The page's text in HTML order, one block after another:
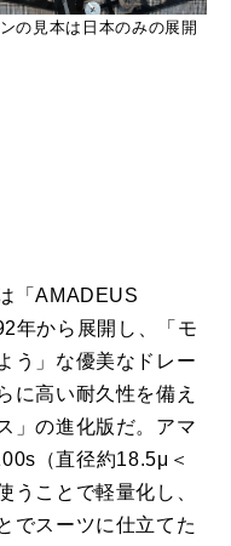
の見本は日本のみの展開
「AMADEUS
年から展開し、「モ
う」な優美なドレー
に高い耐久性を備え
」の進化版だ。アマ
（直径約18.5μ＜
うことで軽量化し、
でスーツに仕立てた